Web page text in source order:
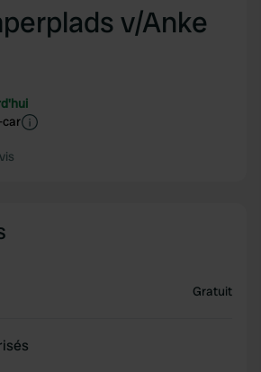
v/Anke
car
Gratuit